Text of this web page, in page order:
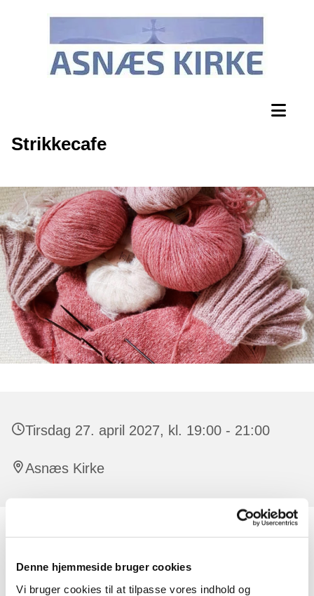
Denne hjemmeside bruger cookies
Vi bruger cookies til at tilpasse vores indhold og
Strikkecafe
Tirsdag 27. april 2027, kl. 19:00 - 21:00
Asnæs Kirke
Der er råd og vejledning at få til strikketøjet. Har man lyst,
kan man strikke dåbsservietter til de børn, der døbes i